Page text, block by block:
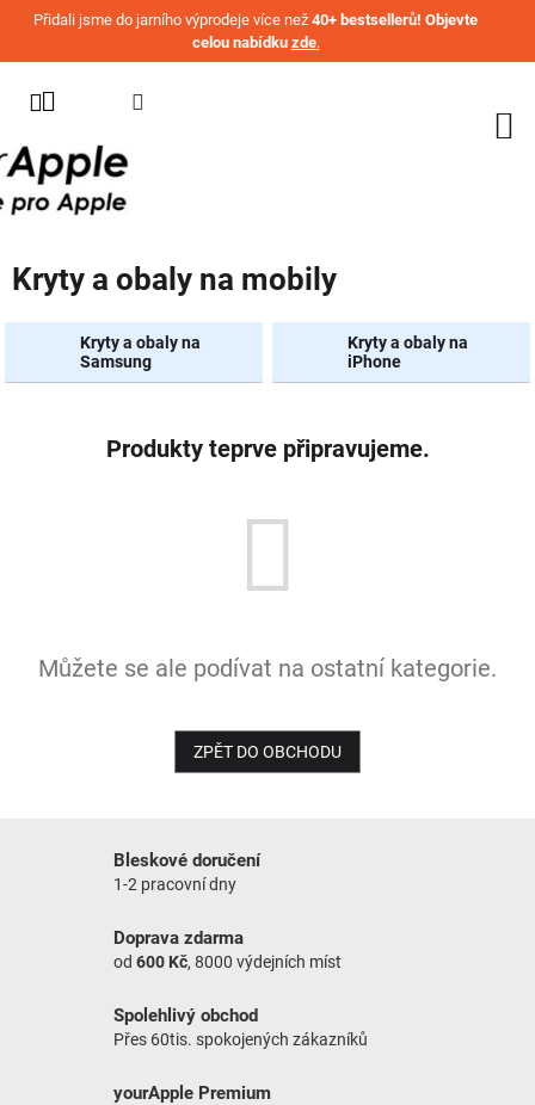
Přejít na obsah
Přidali jsme do jarního výprodeje více než 40+ bestsellerů! Objevte
celou nabídku zde.
IPHONE
MACBOOK
AIRPODS
AIRTAG
Kryty a obaly na mobily
Kryty a obaly na
Samsung
Kryty a obaly na
iPhone
Produkty teprve připravujeme.
Můžete se ale podívat na ostatní kategorie.
ZPĚT DO OBCHODU
Bleskové doručení
1-2 pracovní dny
Doprava zdarma
od 600 Kč, 8000 výdejních míst
Spolehlivý obchod
Přes 60tis. spokojených zákazníků
yourApple Premium